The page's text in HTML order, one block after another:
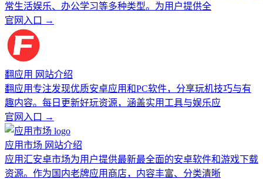
常生活娱乐、办公学习等多种类型。为用户提供全
官网入口 →
翻应用 网站介绍
翻应用专注发现优质安卓应用和PC软件，分享玩机技巧与有
趣内容。每日更新好玩资源，涵盖实用工具与娱乐应
官网入口 →
应用市场 网站介绍
应用汇安卓市场为用户提供最新最全面的安卓软件和游戏下载
资源。作为国内老牌应用商店，内容丰富、分类清晰